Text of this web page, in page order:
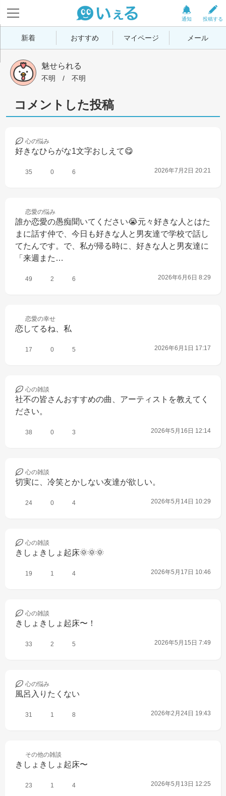
投稿する
通知
新着 おすすめ マイページ メール
魅せられる
不明 / 不明
コメントした投稿
心の悩み
好きなひらがな1文字おしえて😋
35 0 6 2026年7月2日 20:21
恋愛の悩み
誰か恋愛の愚痴聞いてください😭元々好きな人とはた
まに話す仲で、今日も好きな人と男友達で学校で話し
てたんです。で、私が帰る時に、好きな人と男友達に
「来週また…
49 2 6 2026年6月6日 8:29
恋愛の幸せ
恋してるね、私
17 0 5 2026年6月1日 17:17
心の雑談
社不の皆さんおすすめの曲、アーティストを教えてく
ださい。
38 0 3 2026年5月16日 12:14
心の雑談
切実に、冷笑とかしない友達が欲しい。
24 0 4 2026年5月14日 10:29
心の雑談
きしょきしょ起床🌞🌞🌞
19 1 4 2026年5月17日 10:46
心の雑談
きしょきしょ起床〜！
33 2 5 2026年5月15日 7:49
心の悩み
風呂入りたくない
31 1 8 2026年2月24日 19:43
その他の雑談
きしょきしょ起床〜
23 1 4 2026年5月13日 12:25